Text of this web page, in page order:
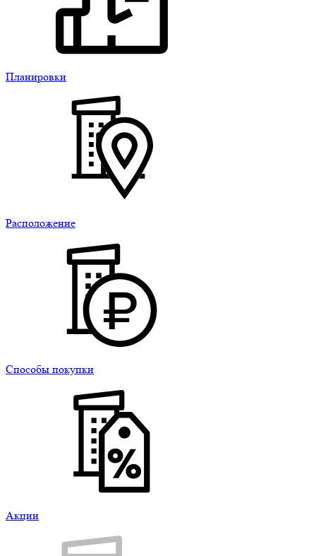
Планировки
Расположение
Способы покупки
Акции